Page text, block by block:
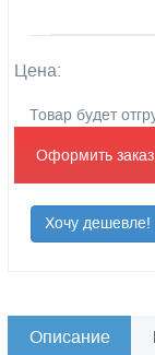
Цена:
Товар будет
Оформить заказ
Хочу дешевле!
Описание